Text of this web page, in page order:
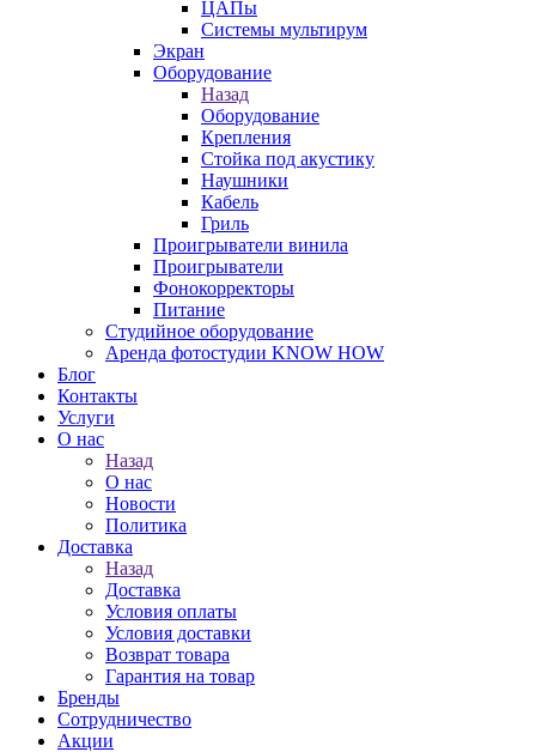
ЦАПы
Системы мультирум
Экран
Оборудование
Назад
Оборудование
Крепления
Стойка под акустику
Наушники
Кабель
Гриль
Проигрыватели винила
Проигрыватели
Фонокорректоры
Питание
Студийное оборудование
Аренда фотостудии KNOW HOW
Блог
Контакты
Услуги
О нас
Назад
О нас
Новости
Политика
Доставка
Назад
Доставка
Условия оплаты
Условия доставки
Возврат товара
Гарантия на товар
Бренды
Сотрудничество
Акции